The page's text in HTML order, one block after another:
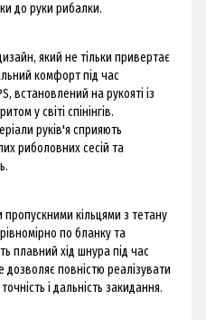
до руки рибалки.
який не тільки привертає
комфорт під час
встановлений на рукояті із
у світі спінінгів.
руків'я сприяють
риболовних сесій та
кільцями з тетану
по бланку та
плавний хід шнура під час
повністю реалізувати
і дальність закидання.